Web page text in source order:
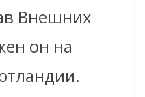
Внешних
он на